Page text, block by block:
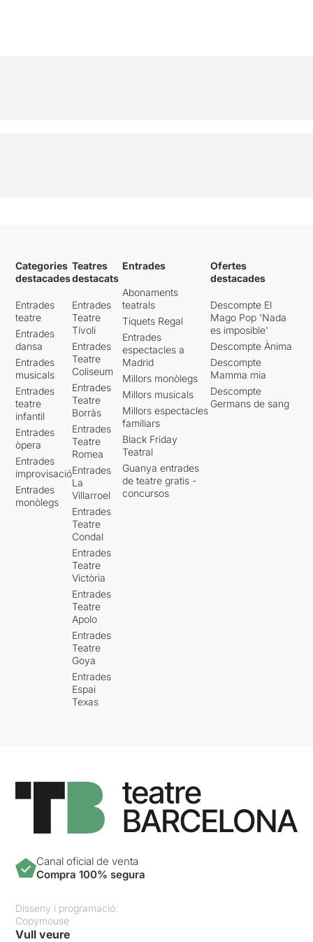
Categories
destacades
Entrades
teatre
Entrades
dansa
Entrades
musicals
Entrades
teatre
infantil
Entrades
òpera
Entrades
improvisació
Entrades
monòlegs
Teatres
destacats
Entrades
Teatre
Tívoli
Entrades
Teatre
Coliseum
Entrades
Teatre
Borràs
Entrades
Teatre
Romea
Entrades
La
Villarroel
Entrades
Teatre
Condal
Entrades
Teatre
Victòria
Entrades
Teatre
Apolo
Entrades
Teatre
Goya
Entrades
Espai
Texas
Entrades
Abonaments
teatrals
Tiquets Regal
Entrades
espectacles a
Madrid
Millors monòlegs
Millors musicals
Millors espectacles
familiars
Black Friday
Teatral
Guanya entrades
de teatre gratis -
concursos
Ofertes
destacades
Descompte El
Mago Pop 'Nada
es imposible'
Descompte Ànima
Descompte
Mamma mia
Descompte
Germans de sang
Canal oficial de venta
Compra 100% segura
Disseny i programació:
Copymouse
Vull veure